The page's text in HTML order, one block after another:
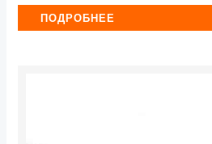
ПОДРОБНЕЕ